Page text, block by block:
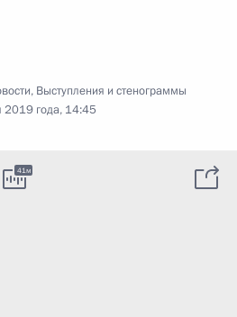
, Выступления и стенограммы
2019 года, 14:45
41м